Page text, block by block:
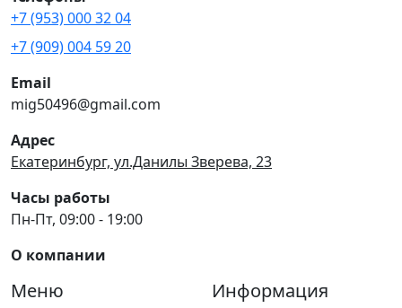
+7 (953) 000 32 04
+7 (909) 004 59 20
Email
mig50496@gmail.com
Адрес
Екатеринбург, ул.Данилы Зверева, 23
Часы работы
Пн-Пт, 09:00 - 19:00
О компании
Меню Информация